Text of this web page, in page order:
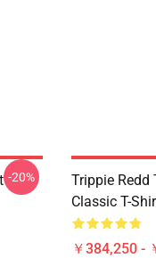
-20%
Trippie Redd
Classic T-
￥384,250 -